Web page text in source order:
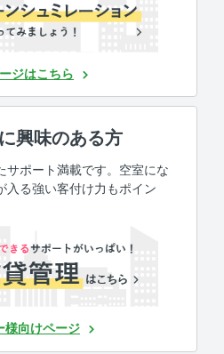
ジはこちら
に興味のある方
サポート満載です。空室にな
入る強い客付け力もポイン
様向けページ